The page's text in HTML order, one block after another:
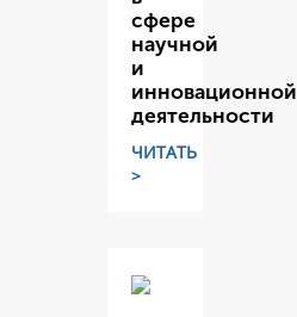
сфере
научной
и
инновационной
деятельности
ЧИТАТЬ
>